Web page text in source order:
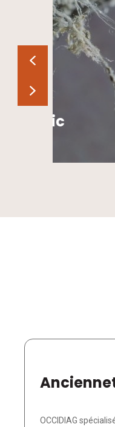
OCCIDIAG